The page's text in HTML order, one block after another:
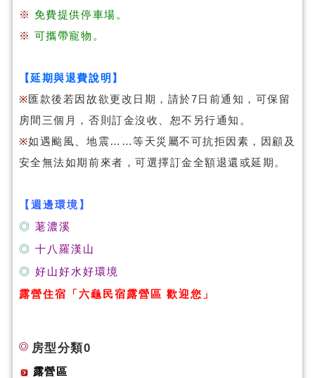
※ 免費提供停車場。
※ 可攜帶寵物。
【延期與退費說明】
※匯款後若因故欲更改日期，請於7日前通知，可保留
房間三個月，否則訂金沒收、恕不另行通知。
※如遇颱風、地震……等天災屬不可抗拒因素，因顧及
安全無法如期前來者，可選擇訂金全額退還或延期。
【週邊環境】
◎ 荖濃溪
◎ 十八羅漢山
◎ 好山好水好環境
露營住宿
「六龜民宿露營區 歡迎您 」
房型分類0
露營區